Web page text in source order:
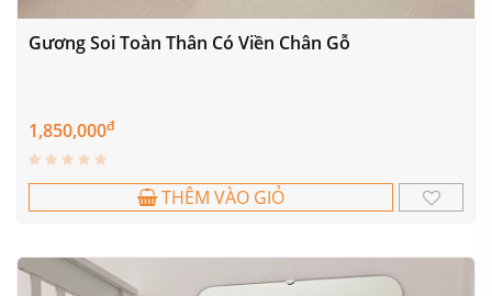
Gương Soi Toàn Thân Có Viền Chân Gỗ
1,850,000đ
THÊM VÀO GIỎ